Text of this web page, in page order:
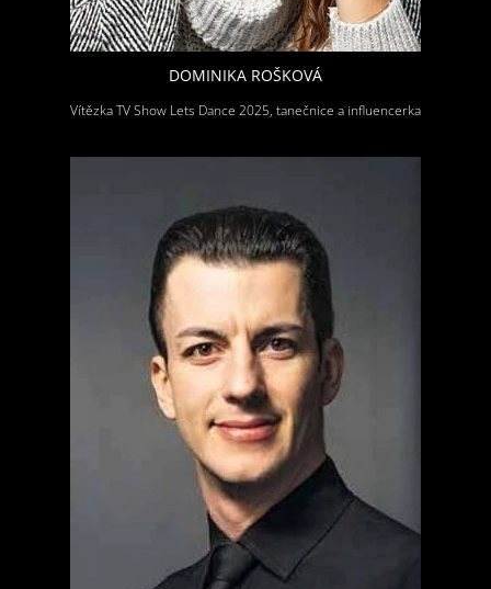
DOMINIKA ROŠKOVÁ
Vítězka TV Show Lets Dance 2025, tanečnice a influencerka